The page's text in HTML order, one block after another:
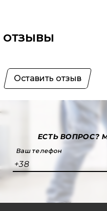
ОТЗЫВЫ
Оставить отзыв
ЕСТЬ ВОПРОС?
Ваш телефон
+38